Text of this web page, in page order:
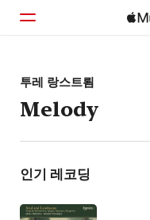
홈
둘러보기
검색
투레 랑스트룀
Melody
인기 레코딩